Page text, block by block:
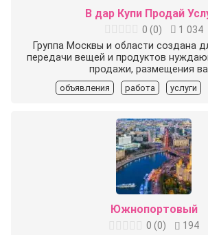
В дар Купи Продай
0 (0)
1 034
Группа Москвы и области создана
передачи вещей и продуктов
продажи, размещения
объявления работа услуги
Южнопортовый
0 (0)
194